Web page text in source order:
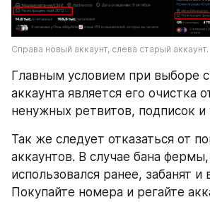
Справа новый аккаунт, слева старый аккаунт.
Главным условием при выборе
аккаунта является его очистка
ненужных ретвитов, подписок и
Так же следует отказаться от
аккаунтов. В случае бана
использовался ранее, забанят и
Покупайте номера и регайте